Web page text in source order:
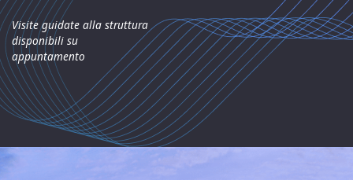
Visite guidate alla struttura
disponibili su
appuntamento